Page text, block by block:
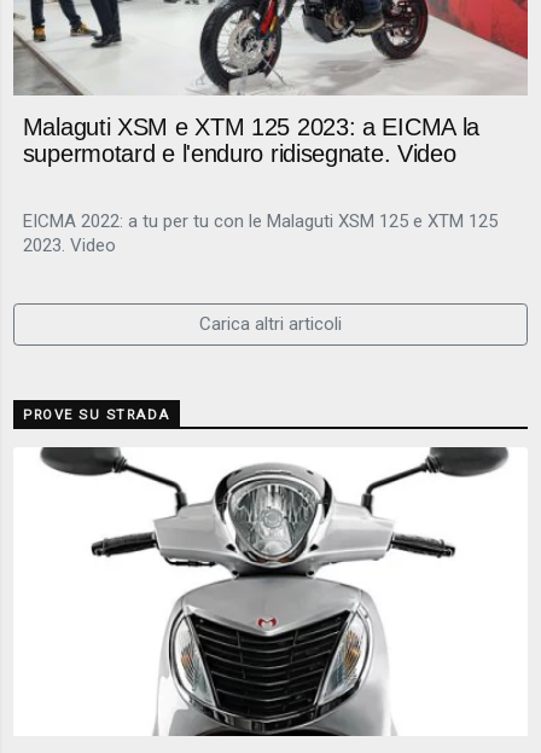
Malaguti XSM e XTM 125 2023: a EICMA la
supermotard e l'enduro ridisegnate. Video
EICMA 2022: a tu per tu con le Malaguti XSM 125 e XTM 125
2023. Video
Carica altri articoli
PROVE SU STRADA